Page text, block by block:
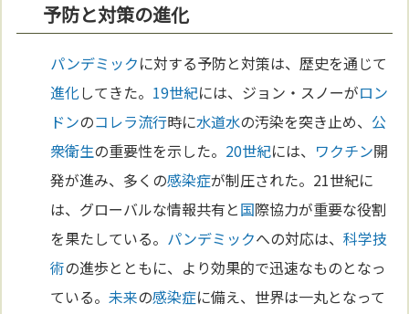
予防と対策の進化
パンデミックに対する予防と対策は、歴史を通じて
進化してきた。 19世紀には、ジョン・スノーがロン
ドンのコレラ流行時に水道水の汚染を突き止め、 公
衆衛生の重要性を示した。 20世紀には、 ワクチン開
発が進み、多くの感染症が制圧された。21世紀に
は、グローバルな情報共有と国際協力が重要な役割
を果たしている。 パンデミックへの対応は、科学技
術の進歩とともに、より効果的で迅速なものとなっ
ている。未来の感染症に備え、世界は一丸となって